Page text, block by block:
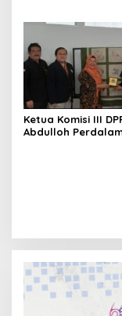
Ketua Komisi III
Abdulloh